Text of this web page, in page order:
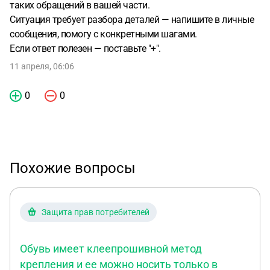
таких обращений в вашей части.
Ситуация требует разбора деталей — напишите в личные
сообщения, помогу с конкретными шагами.
Если ответ полезен — поставьте "+".
11 апреля, 06:06
0 0
Похожие вопросы
Защита прав потребителей
Обувь имеет клеепрошивной метод
крепления и ее можно носить только в